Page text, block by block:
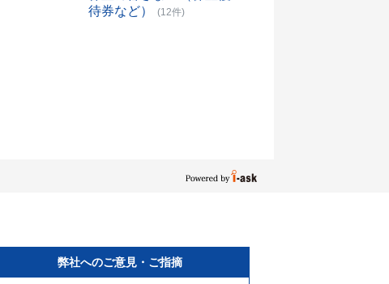
待券など）
(12件)
弊社へのご意見・ご指摘